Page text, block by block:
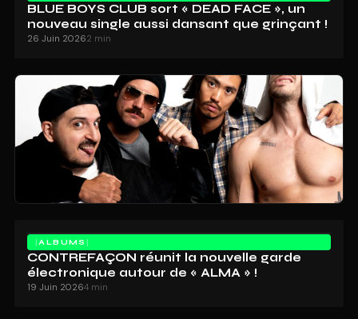
BLUE BOYS CLUB sort « DEAD FACE », un
nouveau single aussi dansant que grinçant !
26 Juin 20262 min
ALBUMS
CONTREFAÇON réunit la nouvelle garde
électronique autour de « ALMA » !
19 Juin 20264 min